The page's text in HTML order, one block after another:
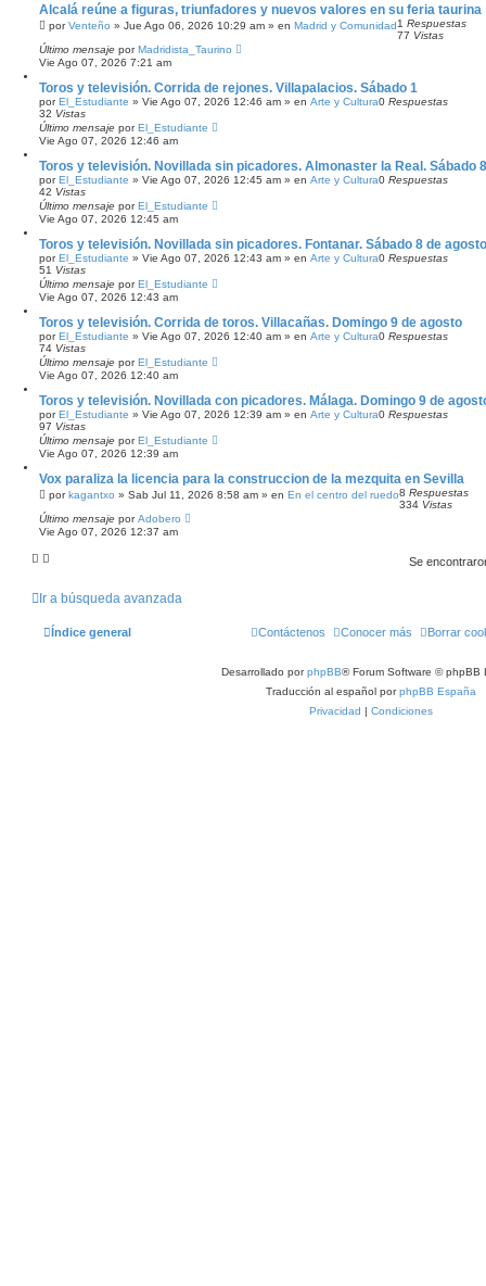
Alcalá reúne a figuras, triunfadores y nuevos valores en su feria taurina
porVenteño » Jue Ago 06, 2026 10:29 am » en Madrid y Comunidad1 Respuestas
77 Vistas
Último mensaje porMadridista_Taurino
Vie Ago 07, 2026 7:21 am
Toros y televisión. Corrida de rejones. Villapalacios. Sábado 1
porEl_Estudiante » Vie Ago 07, 2026 12:46 am » en Arte y Cultura0 Respuestas
32 Vistas
Último mensaje porEl_Estudiante
Vie Ago 07, 2026 12:46 am
Toros y televisión. Novillada sin picadores. Almonaster la Real. Sábado
porEl_Estudiante » Vie Ago 07, 2026 12:45 am » en Arte y Cultura0 Respuestas
42 Vistas
Último mensaje porEl_Estudiante
Vie Ago 07, 2026 12:45 am
Toros y televisión. Novillada sin picadores. Fontanar. Sábado 8 de agosto
porEl_Estudiante » Vie Ago 07, 2026 12:43 am » en Arte y Cultura0 Respuestas
51 Vistas
Último mensaje porEl_Estudiante
Vie Ago 07, 2026 12:43 am
Toros y televisión. Corrida de toros. Villacañas. Domingo 9 de agosto
porEl_Estudiante » Vie Ago 07, 2026 12:40 am » en Arte y Cultura0 Respuestas
74 Vistas
Último mensaje porEl_Estudiante
Vie Ago 07, 2026 12:40 am
Toros y televisión. Novillada con picadores. Málaga. Domingo 9 de
porEl_Estudiante » Vie Ago 07, 2026 12:39 am » en Arte y Cultura0 Respuestas
97 Vistas
Último mensaje porEl_Estudiante
Vie Ago 07, 2026 12:39 am
Vox paraliza la licencia para la construccion de la mezquita en Sevilla
porkagantxo » Sab Jul 11, 2026 8:58 am » en En el centro del ruedo8 Respuestas
334 Vistas
Último mensaje porAdobero
Vie Ago 07, 2026 12:37 am
Se
Ir a búsqueda avanzada
Índice general Borrar
Conocer más
Contáctenos
Desarrollado porphpBB® Forum Software © phpBB
Traducción al español porphpBB España
Privacidad | Condiciones